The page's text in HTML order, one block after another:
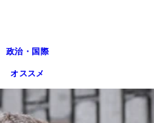
政治・国際
オススメ